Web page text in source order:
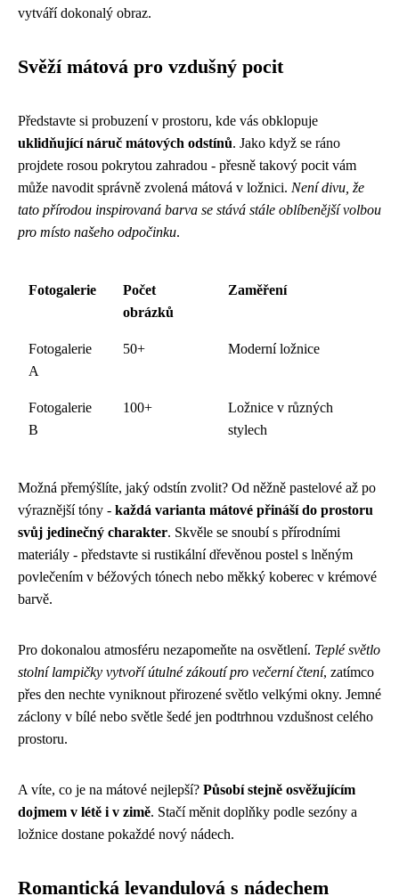
vytváří dokonalý obraz.
Svěží mátová pro vzdušný pocit
Představte si probuzení v prostoru, kde vás obklopuje
uklidňující náruč mátových odstínů. Jako když se ráno
projdete rosou pokrytou zahradou - přesně takový pocit vám
může navodit správně zvolená mátová v ložnici. Není divu, že
tato přírodou inspirovaná barva se stává stále oblíbenější volbou
pro místo našeho odpočinku.
Fotogalerie
Počet
obrázků
Zaměření
Fotogalerie
A
50+ Moderní ložnice
Fotogalerie
B
100+
Ložnice v různých
stylech
Možná přemýšlíte, jaký odstín zvolit? Od něžně pastelové až po
výraznější tóny - každá varianta mátové přináší do prostoru
svůj jedinečný charakter. Skvěle se snoubí s přírodními
materiály - představte si rustikální dřevěnou postel s lněným
povlečením v béžových tónech nebo měkký koberec v krémové
barvě.
Pro dokonalou atmosféru nezapomeňte na osvětlení. Teplé světlo
stolní lampičky vytvoří útulné zákoutí pro večerní čtení, zatímco
přes den nechte vyniknout přirozené světlo velkými okny. Jemné
záclony v bílé nebo světle šedé jen podtrhnou vzdušnost celého
prostoru.
A víte, co je na mátové nejlepší? Působí stejně osvěžujícím
dojmem v létě i v zimě. Stačí měnit doplňky podle sezóny a
ložnice dostane pokaždé nový nádech.
Romantická levandulová s nádechem